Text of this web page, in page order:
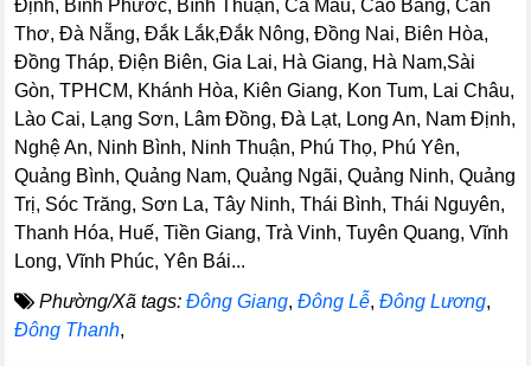
Định, Bình Phước, Bình Thuận, Cà Mau, Cao Bằng, Cần
Thơ, Đà Nẵng, Đắk Lắk,Đắk Nông, Đồng Nai, Biên Hòa,
Đồng Tháp, Điện Biên, Gia Lai, Hà Giang, Hà Nam,Sài
Gòn, TPHCM, Khánh Hòa, Kiên Giang, Kon Tum, Lai Châu,
Lào Cai, Lạng Sơn, Lâm Đồng, Đà Lạt, Long An, Nam Định,
Nghệ An, Ninh Bình, Ninh Thuận, Phú Thọ, Phú Yên,
Quảng Bình, Quảng Nam, Quảng Ngãi, Quảng Ninh, Quảng
Trị, Sóc Trăng, Sơn La, Tây Ninh, Thái Bình, Thái Nguyên,
Thanh Hóa, Huế, Tiền Giang, Trà Vinh, Tuyên Quang, Vĩnh
Long, Vĩnh Phúc, Yên Bái...
Phường/Xã tags: Đông Giang,Đông Lễ,Đông Lương,
Đông Thanh,